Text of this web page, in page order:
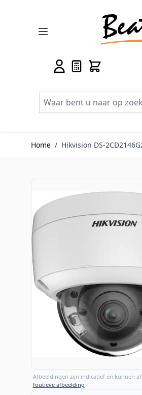
Home / Hikvision DS-
Afbeeldingen zijn indicatief en kunnen
foutieve afbeelding